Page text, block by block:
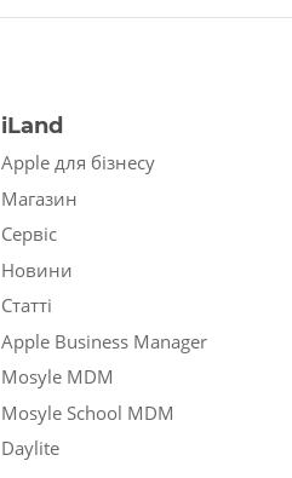
iLand
Apple для бізнесу
Магазин
Сервіс
Новини
Статті
Apple Business Manager
Mosyle MDM
Mosyle School MDM
Daylite